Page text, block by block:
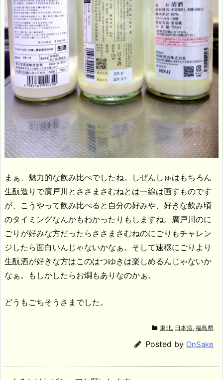
まぁ、魅力的な飲み比べでしたね。しぜんしゅはもちろん
生酛造りで廣戸川とささまさむねとは一線は画すものです
が、こうやって飲み比べると自分の好みや、好きな飲み頃
のタイミングなんかもわかったりもしますね。廣戸川のに
ごりが好みな方だったらささまさむねのにごりもチャレン
ジしたら面白いんじゃないかなぁ。そして速穣にごりより
生酛酒が好きな方はこのはつゆきは楽しめるんじゃないか
なぁ。もしかしたらお燗もありなのかぁ。
どうもごちそうさまでした。
東北, 日本酒, 福島県
Posted by OnSake